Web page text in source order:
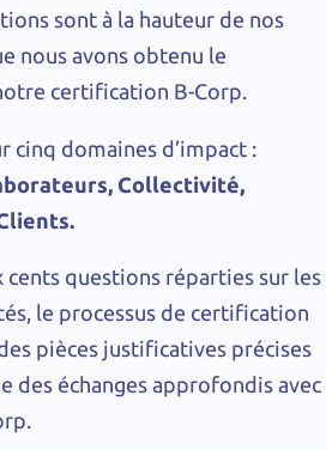
sont à la hauteur de nos
nous avons obtenu le
certification B-Corp.
cinq domaines d’impact :
Collectivité,
cents questions réparties sur les
le processus de certification
pièces justificatives précises
des échanges approfondis avec